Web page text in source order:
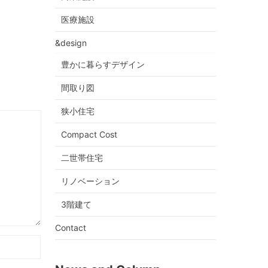
医療施設
&design
豊かに暮らすデザイン
間取り図
狭小住宅
Compact Cost
二世帯住宅
リノベーション
3階建て
Contact